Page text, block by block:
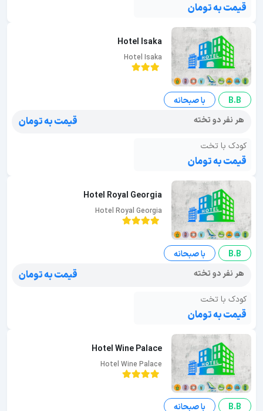
قیمت به تومان
Hotel Isaka
Hotel Isaka
B.B
با صبحانه
هر نفر دو تخته
قیمت به تومان
کودک با تخت
قیمت به تومان
Hotel Royal Georgia
Hotel Royal Georgia
B.B
با صبحانه
هر نفر دو تخته
قیمت به تومان
کودک با تخت
قیمت به تومان
Hotel Wine Palace
Hotel Wine Palace
B.B
با صبحانه